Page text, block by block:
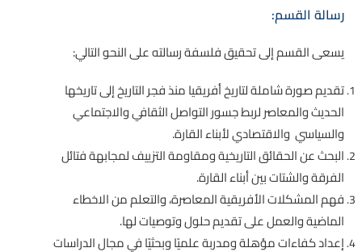
رسالة القسم:
يسعى القسم إلى تحقيق فلسفة رسالته على النحو التالي:
تقديم صورة شاملة لتاريخ أفريقيا منذ فجر التاريخ إلى تاريخها
الحديث والمعاصر لربط جسور التواصل الثقافي والاجتماعي
والسياسي والاقتصادي لأبناء القارة.
البحث عن الحقائق التاريخية ومقاومة التزييف لمجابهة فتائل
الفرقة والشتات بين أبناء القارة.
فهم المشكلات الأفريقية المعاصرة، والتعلم من الاخطاء
الماضية والعمل على تقديم حلول وتوصيات لها.
إعداد كفاءات مؤهلة ومدربة علميًا وبحثيًا في مجال الدراسات